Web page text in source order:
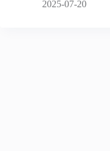
2025-07-20